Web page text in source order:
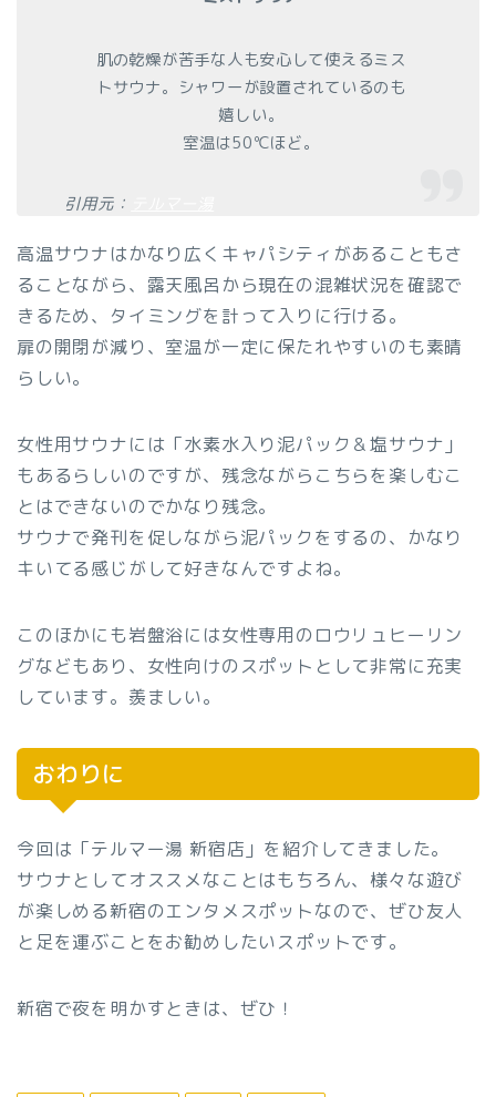
肌の乾燥が苦手な人も安心して使えるミス
トサウナ。シャワーが設置されているのも
嬉しい。
室温は50℃ほど。
引用元：
高温サウナはかなり広くキャパシティがあることもさ
ることながら、露天風呂から現在の混雑状況を確認で
きるため、タイミングを計って入りに行ける。
扉の開閉が減り、室温が一定に保たれやすいのも素晴
らしい。
女性用サウナには「水素水入り泥パック＆塩サウナ」
もあるらしいのですが、残念ながらこちらを楽しむこ
とはできないのでかなり残念。
サウナで発刊を促しながら泥パックをするの、かなり
キいてる感じがして好きなんですよね。
このほかにも岩盤浴には女性専用のロウリュヒーリン
グなどもあり、女性向けのスポットとして非常に充実
しています。羨ましい。
おわりに
今回は「テルマー湯 新宿店」を紹介してきました。
サウナとしてオススメなことはもちろん、様々な遊び
が楽しめる新宿のエンタメスポットなので、ぜひ友人
と足を運ぶことをお勧めしたいスポットです。
新宿で夜を明かすときは、ぜひ！